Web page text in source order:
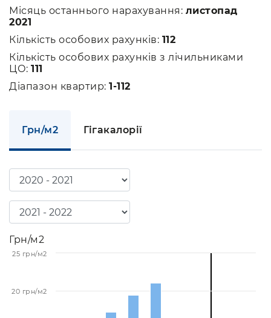
Місяць останнього нарахування: листопад
2021
Кількість особових рахунків: 112
Кількість особових рахунків з лічильниками
ЦО: 111
Діапазон квартир: 1-112
Грн/м2 Гігакалорії
Грн/м2
20 грн/м2
25 грн/м2